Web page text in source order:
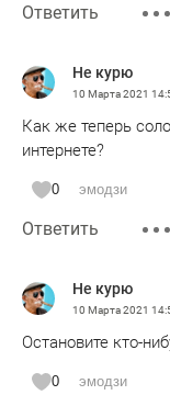
Ответить
Не курю
10 Марта 2021
Как же теперь
интернете?
0 эмодзи
Ответить
Не курю
10 Марта 2021
Остановите кто-
0 эмодзи